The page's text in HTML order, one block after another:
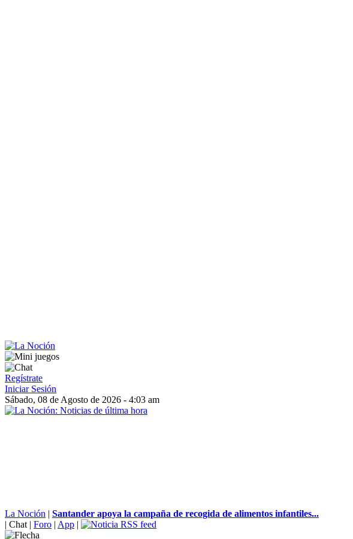
Regístrate
Iniciar Sesión
Sábado, 08 de Agosto de 2026 - 4:03 am
La Noción | Santander apoya la campaña de recogida de alimentos infantiles...
| Chat | Foro | App |